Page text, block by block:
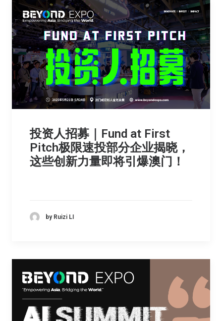
投资人招募｜Fund at First
Pitch极限速投部分企业揭晓，
这些创新力量即将引爆澳门！
by Ruizi LI